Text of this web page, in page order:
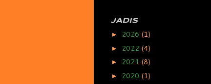
JADIS
► 2026 (1)
► 2022 (4)
► 2021 (8)
► 2020 (1)